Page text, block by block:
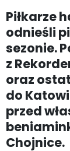
Piłkarze
odnieśli
sezonie.
z
oraz
do
przed
Chojnice.